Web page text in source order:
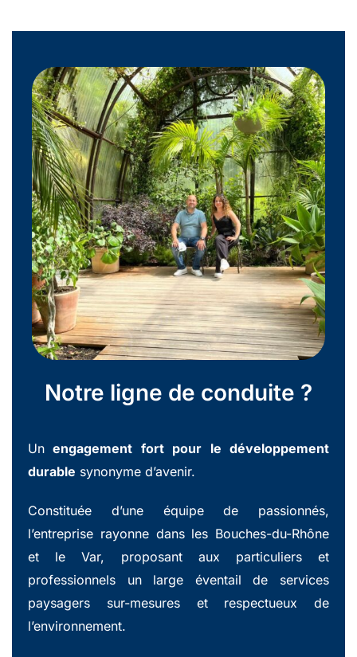
Notre ligne de conduite ?
Un engagement fort pour le développement
durable synonyme d’avenir.
Constituée d’une équipe de passionnés,
l’entreprise rayonne dans les Bouches-du-Rhône
et le Var, proposant aux particuliers et
professionnels un large éventail de services
paysagers sur-mesures et respectueux de
l’environnement.